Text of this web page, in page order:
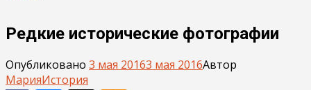
Редкие исторические фотографии
Опубликовано 3 мая 20163 мая 2016Автор
МарияИстория